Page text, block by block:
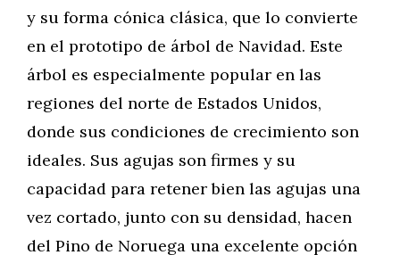
y su forma cónica clásica, que lo convierte
en el prototipo de árbol de Navidad. Este
árbol es especialmente popular en las
regiones del norte de Estados Unidos,
donde sus condiciones de crecimiento son
ideales. Sus agujas son firmes y su
capacidad para retener bien las agujas una
vez cortado, junto con su densidad, hacen
del Pino de Noruega una excelente opción